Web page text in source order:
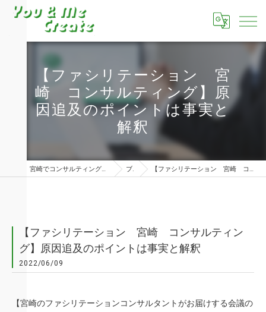
【ファシリテーション 宮
崎 コンサルティング】原
因追及のポイントは事実と
解釈
宮崎でコンサルティングならユーアンドミークリエイト株式会社 ブログ 【ファシリテーション 宮崎 コンサルティング】原因追及のポイントは事実と解釈
【ファシリテーション 宮崎 コンサルティン
グ】原因追及のポイントは事実と解釈
2022/06/09
【宮崎のファシリテーションコンサルタントがお届けする会議の